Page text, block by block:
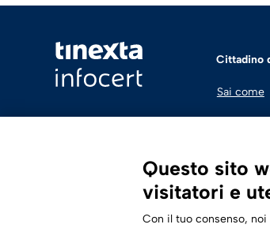
Cittadino
Sai come
Questo sito
visitatori e
Con il tuo consenso,